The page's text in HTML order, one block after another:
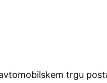
trgu